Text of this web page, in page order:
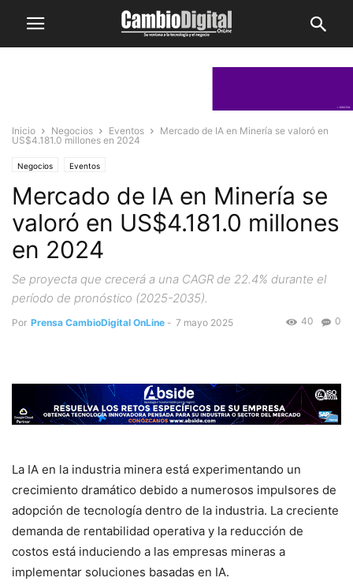
Inicio Negocios Eventos
Mercado de IA en Minería se valoró en
US$4.181.0 millones en 2024
Negocios Eventos
Mercado de IA en Minería se
valoró en US$4.181.0 millones
en 2024
Se proyecta que crecerá a una CAGR de 22.4% durante el
período de pronóstico (2025-2035).
Por Prensa CambioDigital OnLine - 7 mayo 2025 0
40
La IA en la industria minera está experimentando un
crecimiento dramático debido a numerosos impulsores de
adopción de tecnología dentro de la industria. La creciente
demanda de rentabilidad operativa y la reducción de
costos está induciendo a las empresas mineras a
implementar soluciones basadas en IA.